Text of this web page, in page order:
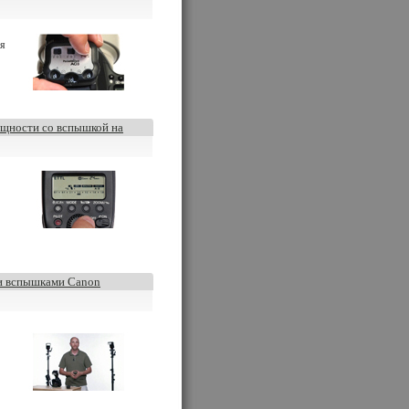
со вспышкой на
вспышками Canon